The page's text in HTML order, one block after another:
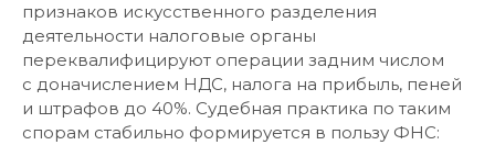
признаков искусственного разделения
деятельности налоговые органы
переквалифицируют операции задним числом
с доначислением НДС, налога на прибыль, пеней
и штрафов до 40%. Судебная практика по таким
спорам стабильно формируется в пользу ФНС: